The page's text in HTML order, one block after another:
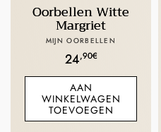
Oorbellen Witte
Margriet
Verkoper:
MIJN OORBELLEN
Normale
prijs
24,90€
AAN
WINKELWAGEN
TOEVOEGEN